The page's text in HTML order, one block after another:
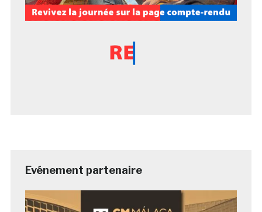
Evénement partenaire